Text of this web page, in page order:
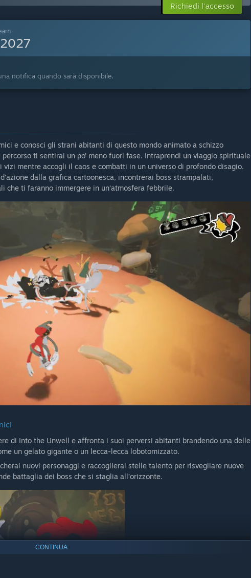
Richiedi l'accesso
2027
notifica quando sarà disponibile.
e conosci gli strani abitanti di questo mondo animato a schizzo
ti sentirai un po’ meno fuori fase. Intraprendi un viaggio spirituale
mentre accogli il caos e combatti in un universo di profondo disagio.
dalla grafica cartoonesca, incontrerai boss strampalati,
che ti faranno immergere in un’atmosfera febbrile.
di Into the Unwell e affronta i suoi perversi abitanti brandendo una delle
un gelato gigante o un lecca-lecca lobotomizzato.
nuovi personaggi e raccoglierai stelle talento per risvegliare nuove
battaglia dei boss che si staglia all’orizzonte.
CONTINUA